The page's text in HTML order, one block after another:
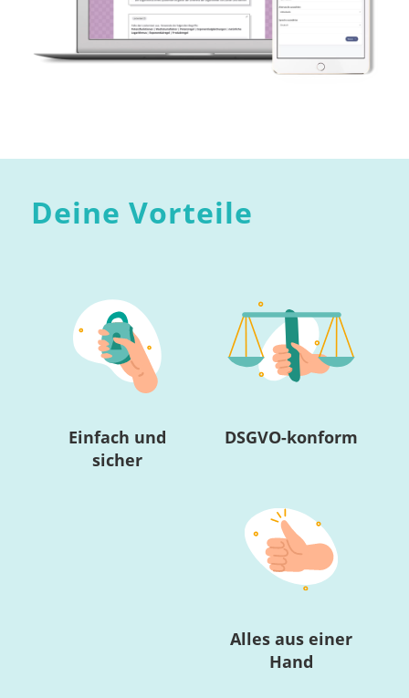
Deine Vorteile
Einfach und
sicher
DSGVO-konform
Alles aus einer
Hand